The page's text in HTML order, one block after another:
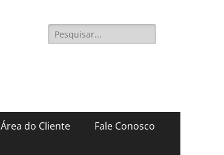
Pesquisar
por:
Área do Cliente Fale Conosco